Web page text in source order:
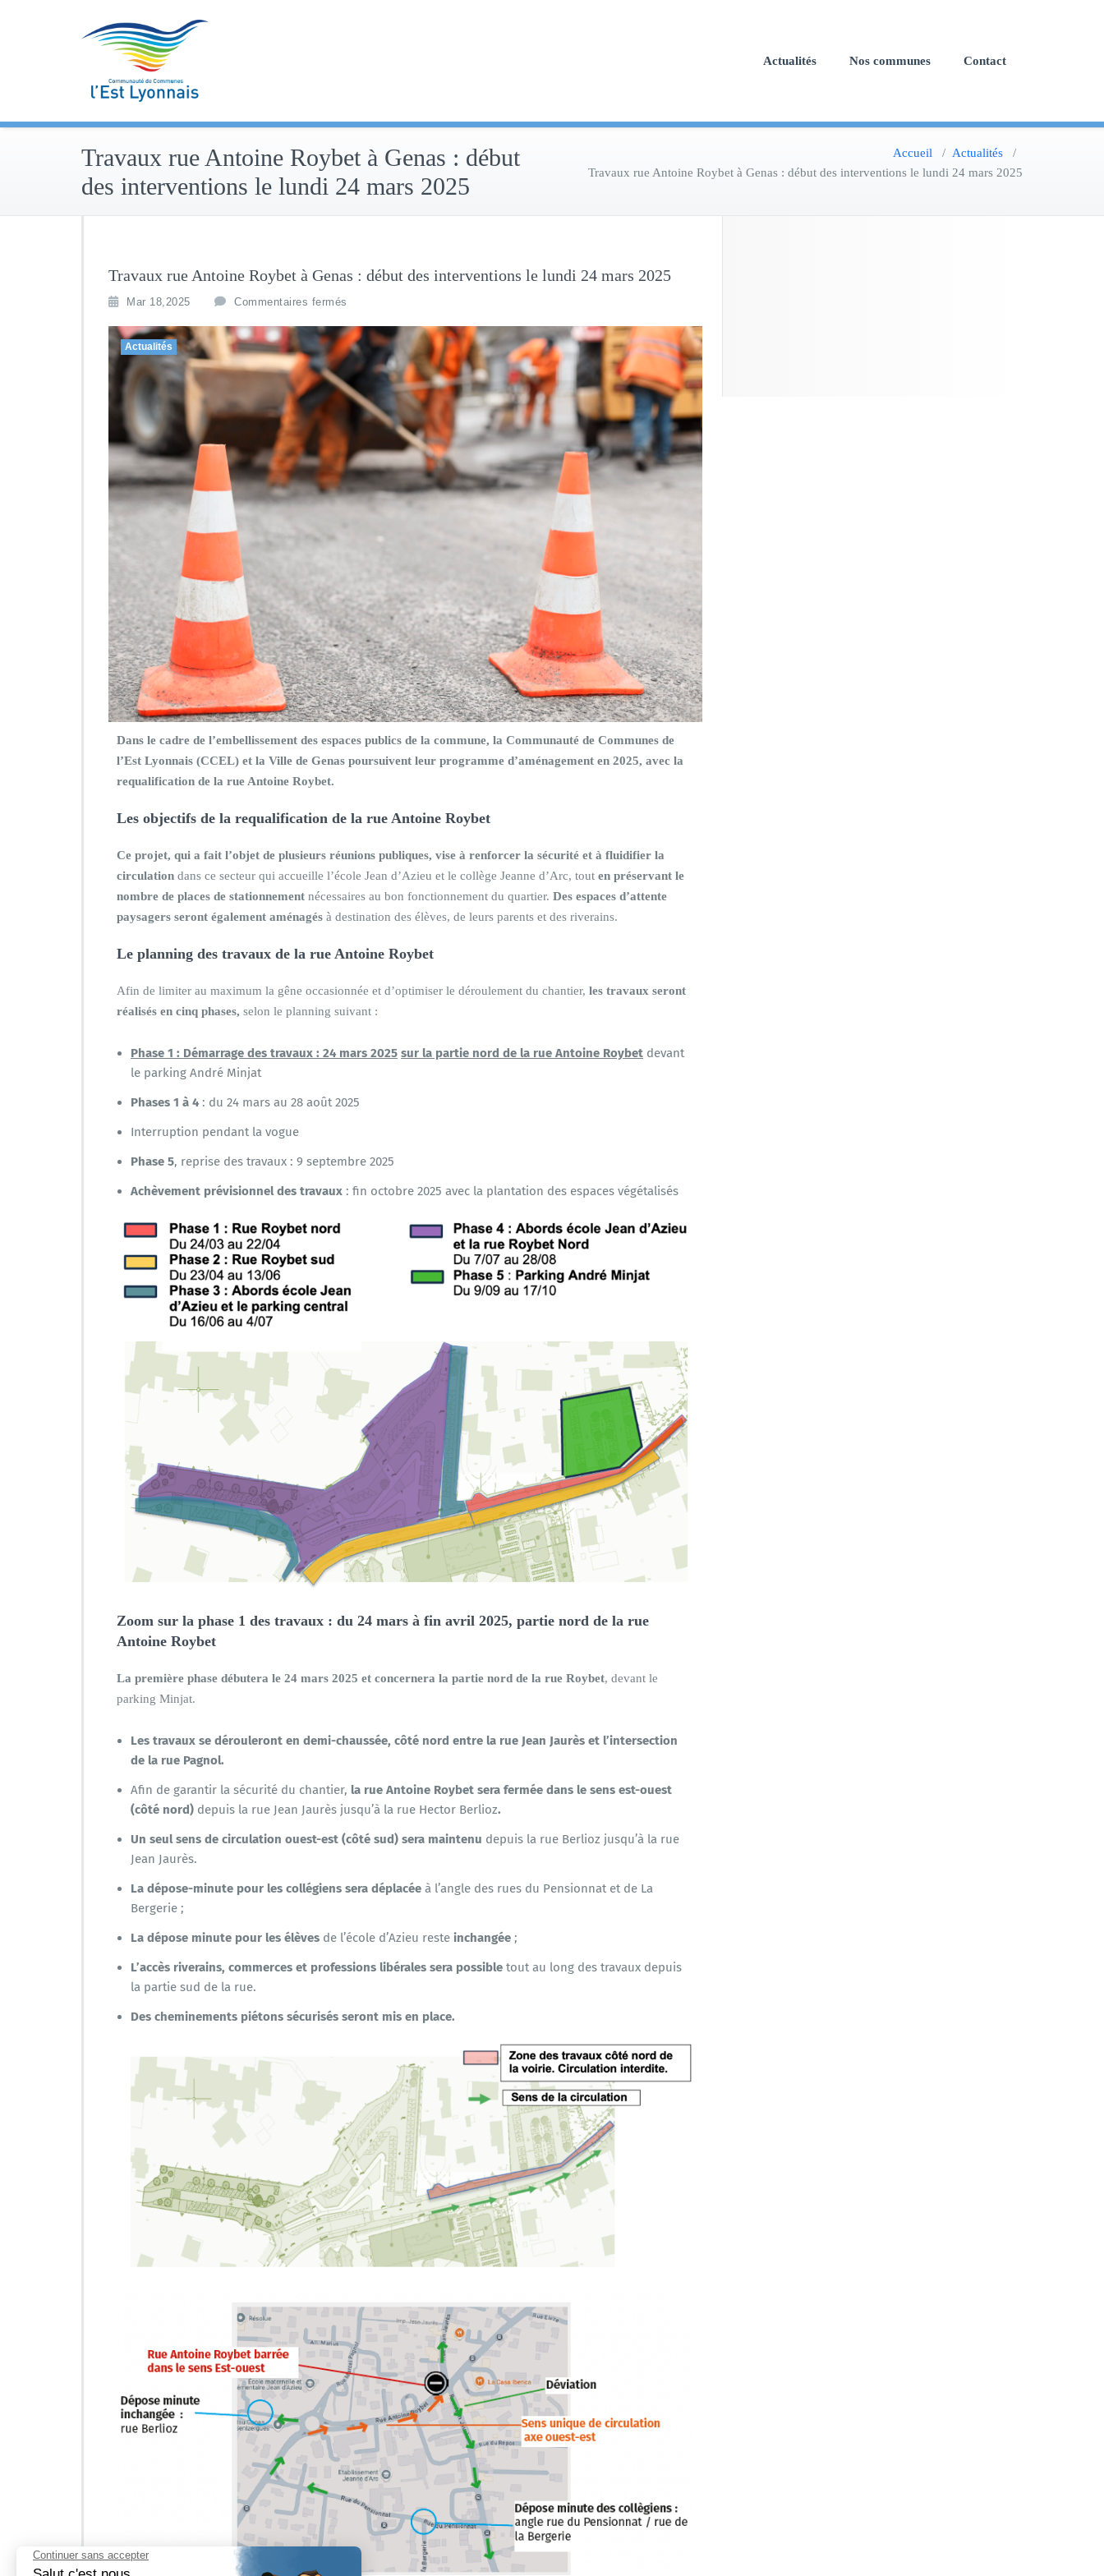
Actualités Nos communes Contact
Travaux rue Antoine Roybet à Genas : début
des interventions le lundi 24 mars 2025
Accueil / Actualités /
Travaux rue Antoine Roybet à Genas : début des interventions le lundi 24 mars 2025
Travaux rue Antoine Roybet à Genas : début des interventions le lundi 24 mars 2025
Mar 18,2025 Commentaires fermés
Actualités
Dans le cadre de l’embellissement des espaces publics de la commune, la Communauté de Communes de
l’Est Lyonnais (CCEL) et la Ville de Genas poursuivent leur programme d’aménagement en 2025, avec la
requalification de la rue Antoine Roybet.
Les objectifs de la requalification de la rue Antoine Roybet
Ce projet, qui a fait l’objet de plusieurs réunions publiques, vise à renforcer la sécurité et à fluidifier la
circulation dans ce secteur qui accueille l’école Jean d’Azieu et le collège Jeanne d’Arc, tout en préservant le
nombre de places de stationnement nécessaires au bon fonctionnement du quartier. Des espaces d’attente
paysagers seront également aménagés à destination des élèves, de leurs parents et des riverains.
Le planning des travaux de la rue Antoine Roybet
Afin de limiter au maximum la gêne occasionnée et d’optimiser le déroulement du chantier, les travaux seront
réalisés en cinq phases, selon le planning suivant :
Phase 1 : Démarrage des travaux : 24 mars 2025 sur la partie nord de la rue Antoine Roybet devant
le parking André Minjat
Phases 1 à 4 : du 24 mars au 28 août 2025
Interruption pendant la vogue
Phase 5, reprise des travaux : 9 septembre 2025
Achèvement prévisionnel des travaux : fin octobre 2025 avec la plantation des espaces végétalisés
Zoom sur la phase 1 des travaux : du 24 mars à fin avril 2025, partie nord de la rue
Antoine Roybet
La première phase débutera le 24 mars 2025 et concernera la partie nord de la rue Roybet, devant le
parking Minjat.
Les travaux se dérouleront en demi-chaussée, côté nord entre la rue Jean Jaurès et l’intersection
de la rue Pagnol.
Afin de garantir la sécurité du chantier, la rue Antoine Roybet sera fermée dans le sens est-ouest
(côté nord) depuis la rue Jean Jaurès jusqu’à la rue Hector Berlioz.
Un seul sens de circulation ouest-est (côté sud) sera maintenu depuis la rue Berlioz jusqu’à la rue
Jean Jaurès.
La dépose-minute pour les collégiens sera déplacée à l’angle des rues du Pensionnat et de La
Bergerie ;
La dépose minute pour les élèves de l’école d’Azieu reste inchangée ;
L’accès riverains, commerces et professions libérales sera possible tout au long des travaux depuis
la partie sud de la rue.
Des cheminements piétons sécurisés seront mis en place.